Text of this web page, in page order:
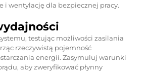
i wentylację dla bezpiecznej pracy.
testując możliwości zasilania
rzeczywistą pojemność
energii. Zasymuluj warunki
aby zweryfikować płynny